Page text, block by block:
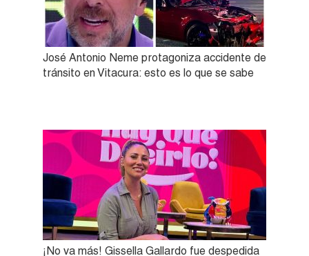
José Antonio Neme protagoniza accidente de
tránsito en Vitacura: esto es lo que se sabe
¡No va más! Gissella Gallardo fue despedida